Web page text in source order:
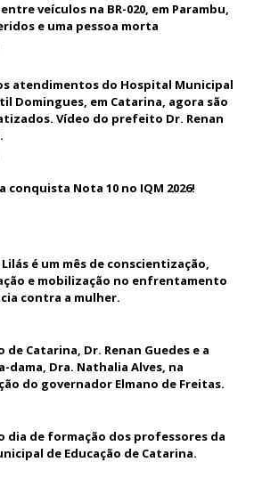
veículos na BR-020, em Parambu,
e uma pessoa morta
atendimentos do Hospital Municipal
Domingues, em Catarina, agora são
Vídeo do prefeito Dr. Renan
conquista Nota 10 no IQM 2026!
é um mês de conscientização,
e mobilização no enfrentamento
contra a mulher.
de Catarina, Dr. Renan Guedes e a
dama, Dra. Nathalia Alves, na
do governador Elmano de Freitas.
dia de formação dos professores da
de Educação de Catarina.